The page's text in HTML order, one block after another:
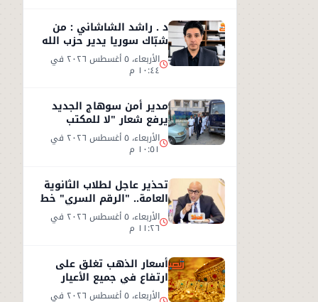
د . راشد الشاشاني : من
شبّاك سوريا يدير حزب الله
وجهه نحو السعوديّة الأربعاء، ٥ أغسطس ٢٠٢٦ في
١٠:٤٤ م
مدير أمن سوهاج الجديد
يرفع شعار "لا للمكتب
المكيف" الأربعاء، ٥ أغسطس ٢٠٢٦ في
١٠:٥١ م
تحذير عاجل لطلاب الثانوية
العامة.. "الرقم السري" خط
أحمر الأربعاء، ٥ أغسطس ٢٠٢٦ في
١١:٢٦ م
أسعار الذهب تغلق على
ارتفاع في جميع الأعيار
الأربعاء، ٥ أغسطس ٢٠٢٦ في